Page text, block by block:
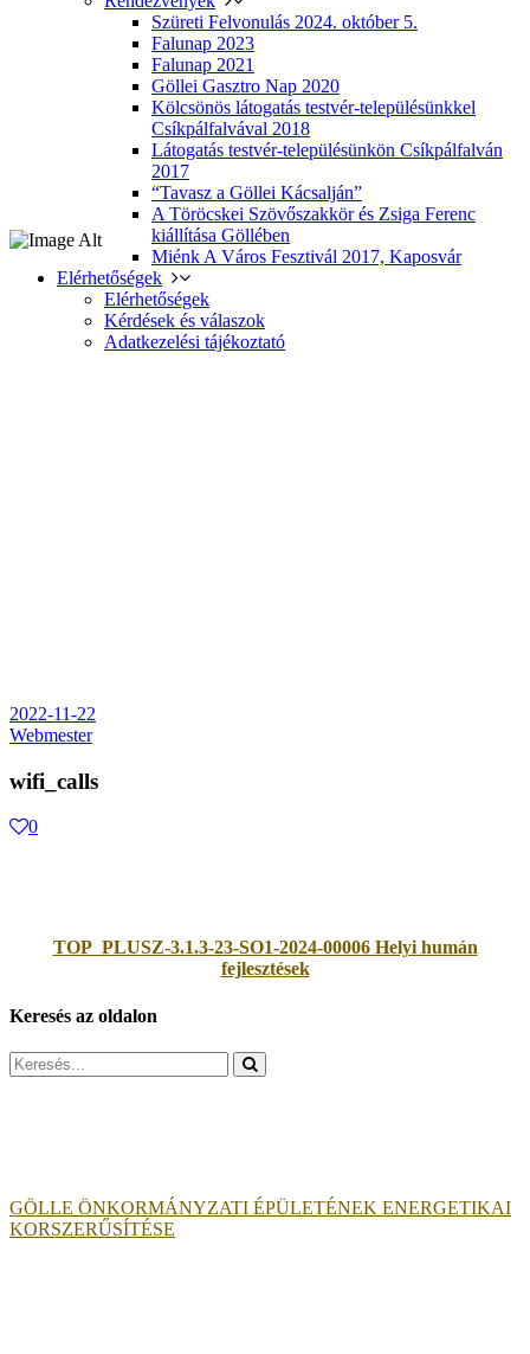
Szüreti Felvonulás 2024. október 5.
Falunap 2023
Falunap 2021
Göllei Gasztro Nap 2020
Kölcsönös látogatás testvér-településünkkel
Csíkpálfalvával 2018
Látogatás testvér-településünkön Csíkpálfalván
2017
“Tavasz a Göllei Kácsalján”
A Töröcskei Szövőszakkör és Zsiga Ferenc
kiállítása Göllében
Miénk A Város Fesztivál 2017, Kaposvár
Elérhetőségek
Elérhetőségek
Kérdések és válaszok
Adatkezelési tájékoztató
2022-11-22
Webmester
wifi_calls
0
TOP_PLUSZ-3.1.3-23-SO1-2024-00006 Helyi humán
fejlesztések
Keresés az oldalon
Search
for:
GÖLLE ÖNKORMÁNYZATI ÉPÜLETÉNEK ENERGETIKAI
KORSZERŰSÍTÉSE